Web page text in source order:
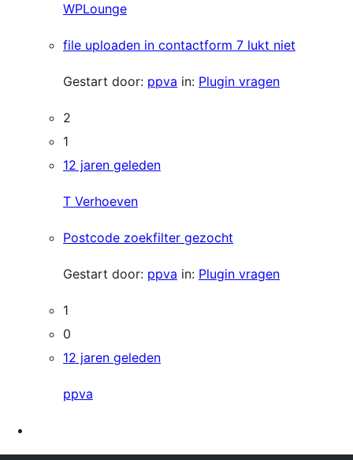
WPLounge
file uploaden in contactform 7 lukt niet
Gestart door: ppva in: Plugin vragen
2
1
12 jaren geleden
T Verhoeven
Postcode zoekfilter gezocht
Gestart door: ppva in: Plugin vragen
1
0
12 jaren geleden
ppva